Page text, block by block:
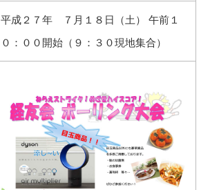
平成２７年 ７月１８日（土） 午前１
０：００開始（９：３０現地集合）